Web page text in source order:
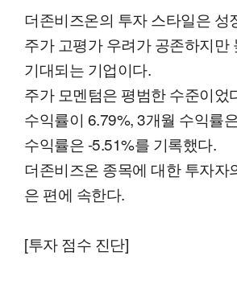
더존비즈온의 투자 스타일은 성
주가 고평가 우려가 공존하지만
기대되는 기업이다.
주가 모멘텀은 평범한 수준이었
수익률이 6.79%, 3개월 수익률
수익률은 -5.51%를 기록했다.
더존비즈온 종목에 대한 투자자
은 편에 속한다.
[투자 점수 진단]